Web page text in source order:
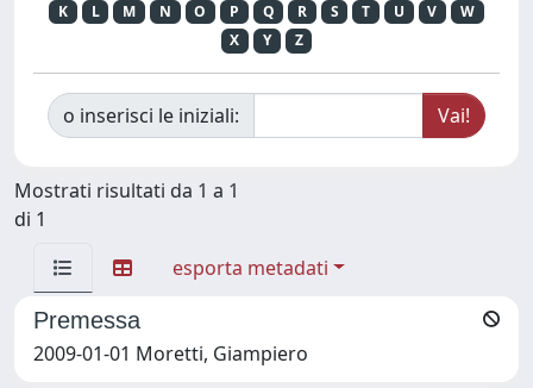
K
L M N O P Q R S T U V
W
X
Y Z
o inserisci le iniziali:
Mostrati risultati da 1 a 1
di 1
esporta metadati
Premessa
2009-01-01 Moretti, Giampiero